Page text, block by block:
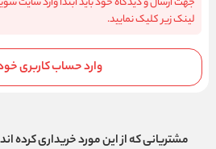
لینک زیر کلیک نمایید.
وارد حساب کاربری
مشتریانی که از این مورد خریداری کرده اند